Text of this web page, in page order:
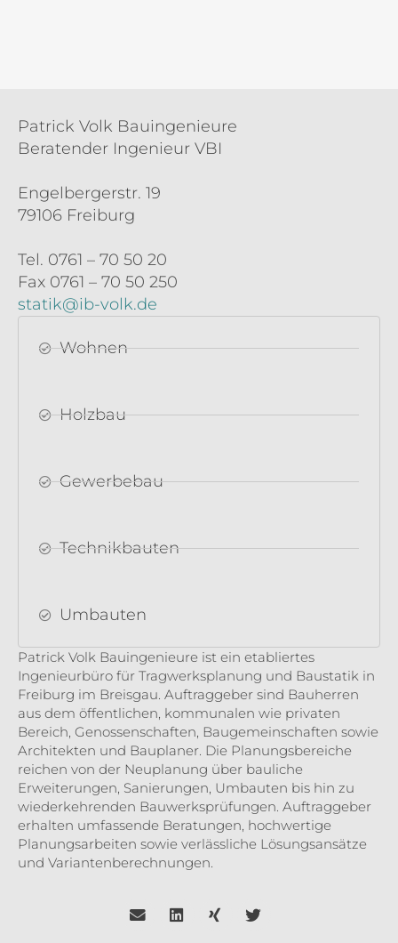
Patrick Volk Bauingenieure
Beratender Ingenieur VBI
Engelbergerstr. 19
79106 Freiburg
Tel. 0761 – 70 50 20
Fax 0761 – 70 50 250
statik@ib-volk.de
Wohnen
Holzbau
Gewerbebau
Technikbauten
Umbauten
Patrick Volk Bauingenieure ist ein etabliertes
Ingenieurbüro für Tragwerksplanung und Baustatik in
Freiburg im Breisgau. Auftraggeber sind Bauherren
aus dem öffentlichen, kommunalen wie privaten
Bereich, Genossenschaften, Baugemeinschaften sowie
Architekten und Bauplaner. Die Planungsbereiche
reichen von der Neuplanung über bauliche
Erweiterungen, Sanierungen, Umbauten bis hin zu
wiederkehrenden Bauwerksprüfungen. Auftraggeber
erhalten umfassende Beratungen, hochwertige
Planungsarbeiten sowie verlässliche Lösungsansätze
und Variantenberechnungen.